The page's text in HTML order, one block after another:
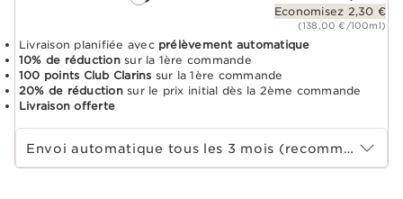
Economisez 2,30 €
(138,00 €/100ml)
Livraison planifiée avec prélèvement automatique
10% de réductionsur la 1ère commande
100 points Club Clarins sur la 1ère commande
20% de réductionsur le prix initial dès la 2ème commande
Livraison offerte
Choisir la période d''abonnement
Envoi automatique tous les 3 mois (recommandé)